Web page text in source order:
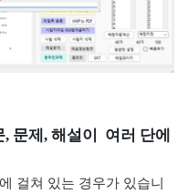
문제, 해설이 여러 단에
걸쳐 있는 경우가 있습니